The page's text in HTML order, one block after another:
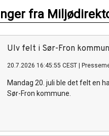
fra
Ulv felt i Sør-Fron
20.7.2026 16:45:55 CEST
Mandag 20. juli ble det felt en
Sør-Fron kommune.